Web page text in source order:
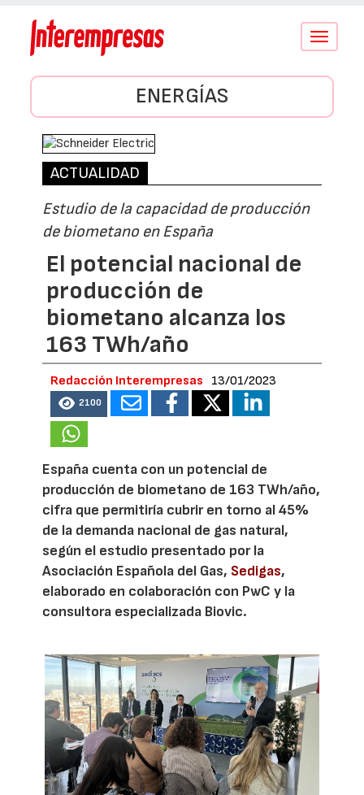
Conmutar
ENERGÍAS
ACTUALIDAD
Estudio de la capacidad de producción
de biometano en España
El potencial nacional de
producción de
biometano alcanza los
163 TWh/año
Redacción Interempresas 13/01/2023
2100
España cuenta con un potencial de
producción de biometano de 163 TWh/año,
cifra que permitiría cubrir en torno al 45%
de la demanda nacional de gas natural,
según el estudio presentado por la
Asociación Española del Gas, Sedigas,
elaborado en colaboración con PwC y la
consultora especializada Biovic.